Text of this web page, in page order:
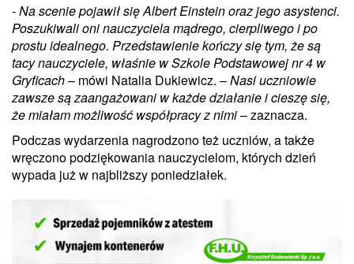
- Na scenie pojawił się Albert Einstein oraz jego asystenci.
Poszukiwali oni nauczyciela mądrego, cierpliwego i po
prostu idealnego. Przedstawienie kończy się tym, że są
tacy nauczyciele, właśnie w Szkole Podstawowej nr 4 w
Gryficach– mówi Natalia Dukiewicz. –Nasi uczniowie
zawsze są zaangażowani w każde działanie i cieszę się,
że miałam możliwość współpracy z nimi– zaznacza.
Podczas wydarzenia nagrodzono też uczniów, a także
wręczono podziękowania nauczycielom, których dzień
wypada już w najbliższy poniedziałek.